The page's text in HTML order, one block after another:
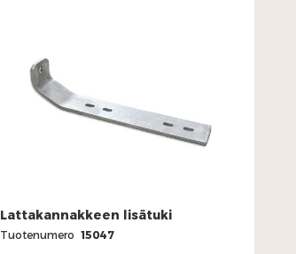
Lattakannakkeen lisätuki
Tuotenumero 15047